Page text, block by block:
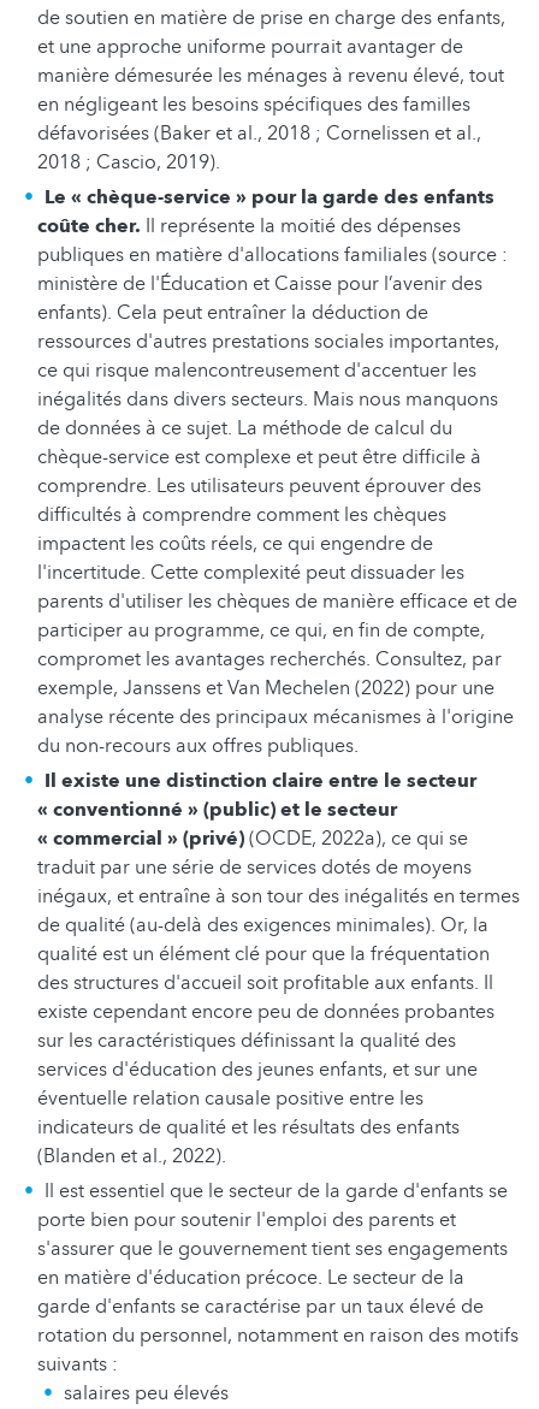
de soutien en matière de prise en charge des enfants,
et une approche uniforme pourrait avantager de
manière démesurée les ménages à revenu élevé, tout
en négligeant les besoins spécifiques des familles
défavorisées (Baker et al., 2018 ; Cornelissen et al.,
2018 ; Cascio, 2019).
Le « chèque-service » pour la garde des enfants
coûte cher. Il représente la moitié des dépenses
publiques en matière d'allocations familiales (source :
ministère de l'Éducation et Caisse pour l’avenir des
enfants). Cela peut entraîner la déduction de
ressources d'autres prestations sociales importantes,
ce qui risque malencontreusement d'accentuer les
inégalités dans divers secteurs. Mais nous manquons
de données à ce sujet. La méthode de calcul du
chèque-service est complexe et peut être difficile à
comprendre. Les utilisateurs peuvent éprouver des
difficultés à comprendre comment les chèques
impactent les coûts réels, ce qui engendre de
l'incertitude. Cette complexité peut dissuader les
parents d'utiliser les chèques de manière efficace et de
participer au programme, ce qui, en fin de compte,
compromet les avantages recherchés. Consultez, par
exemple, Janssens et Van Mechelen (2022) pour une
analyse récente des principaux mécanismes à l'origine
du non-recours aux offres publiques.
Il existe une distinction claire entre le secteur
« conventionné » (public) et le secteur
« commercial » (privé)(OCDE, 2022a), ce qui se
traduit par une série de services dotés de moyens
inégaux, et entraîne à son tour des inégalités en termes
de qualité (au-delà des exigences minimales). Or, la
qualité est un élément clé pour que la fréquentation
des structures d'accueil soit profitable aux enfants. Il
existe cependant encore peu de données probantes
sur les caractéristiques définissant la qualité des
services d'éducation des jeunes enfants, et sur une
éventuelle relation causale positive entre les
indicateurs de qualité et les résultats des enfants
(Blanden et al., 2022).
Il est essentiel que le secteur de la garde d'enfants se
porte bien pour soutenir l'emploi des parents et
s'assurer que le gouvernement tient ses engagements
en matière d'éducation précoce. Le secteur de la
garde d'enfants se caractérise par un taux élevé de
rotation du personnel, notamment en raison des motifs
suivants :
salaires peu élevés